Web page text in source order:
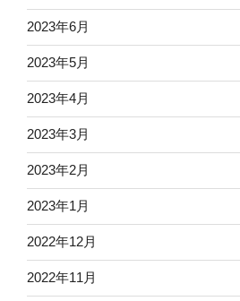
2023年6月
2023年5月
2023年4月
2023年3月
2023年2月
2023年1月
2022年12月
2022年11月